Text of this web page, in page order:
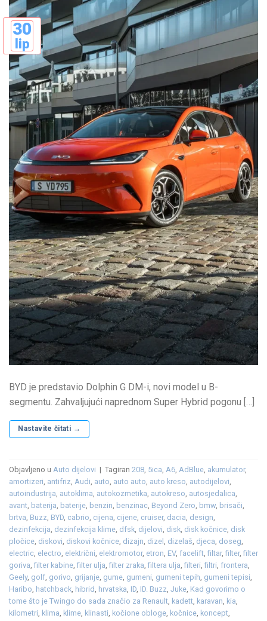
30
lip
BYD je predstavio Dolphin G DM-i, novi model u B-
segmentu. Zahvaljujući naprednom Super Hybrid pogonu […]
Nastavite čitati →
Objavljeno u Auto dijelovi | Tagiran 208, 5ica, A6, AdBlue, akumulator,
amortizeri, antifriz, Audi, auto, auto auto, auto kreso, autodijelovi,
autoindustrija, autoklima, autokozmetika, autokreso, autosjedalica,
avant, baterija, baterije, benzin, benzinac, Beyond Zero, bmw, brisači,
brtva, Buzz, BYD, cabrio, cijena, cijene, cruiser, dacia, design,
dezinfekcija, dezinfekcija klime, dfsk, dijelovi, disk, disk kočnice, disk
pločice, diskovi, diskovi kočnice, dizajn, dizel , dizelaš, djeca, doseg,
electric, electro, električni, elektromotor, etron, EV, facelift,filtar,filter,filter
goriva,filter kabine,filter ulja,filter zraka,filtera ulja,filteri,filtri, frontera,
Geely, golf, gorivo, grijanje, gume, gumeni, gumeni tepih, gumeni tepisi,
Haribo, hatchback, hibrid, hrvatska, ID, ID. Buzz, Juke, Kad govorimo o
tome što je Twingo do sada značio za Renault, kadett, karavan, kia,
kilometri, klima, klime, klinasti, kočione obloge, kočnice, koncept,